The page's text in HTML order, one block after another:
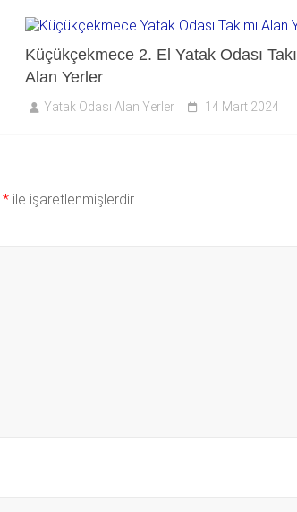
Küçükçekmece 2. El Yatak Odası
Alan Yerler
Yatak Odası Alan Yerler 14 Mart 2024
* ile işaretlenmişlerdir